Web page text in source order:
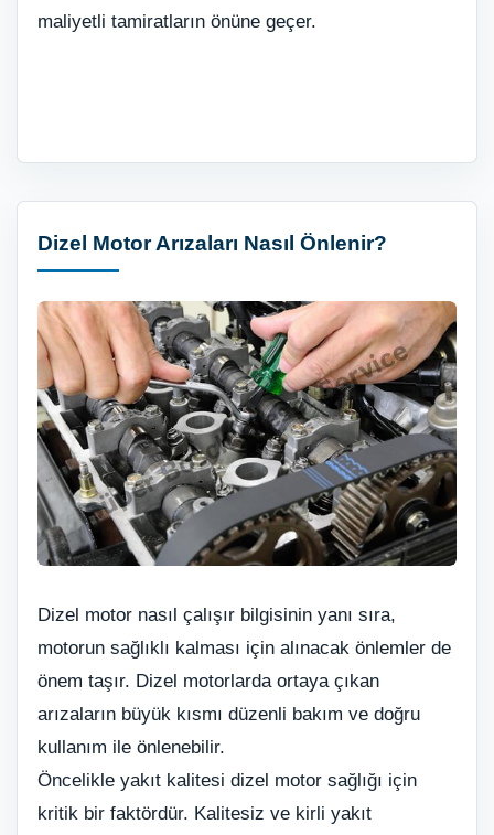
maliyetli tamiratların önüne geçer.
Dizel Motor Arızaları Nasıl Önlenir?
Dizel motor nasıl çalışır bilgisinin yanı sıra,
motorun sağlıklı kalması için alınacak önlemler de
önem taşır. Dizel motorlarda ortaya çıkan
arızaların büyük kısmı düzenli bakım ve doğru
kullanım ile önlenebilir.
Öncelikle yakıt kalitesi dizel motor sağlığı için
kritik bir faktördür. Kalitesiz ve kirli yakıt